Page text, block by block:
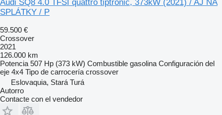
Audi SQ8 4.0 TFSI quattro tiptronic, 373kW (2021) / AJ NA
SPLÁTKY / P
59.500 €
Crossover
2021
126.000 km
Potencia 507 Hp (373 kW) Combustible gasolina Configuración del
eje 4x4 Tipo de carrocería crossover
Eslovaquia, Stará Turá
Autorro
Contacte con el vendedor